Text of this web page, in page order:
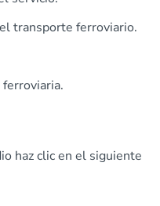
transporte ferroviario.
haz clic en el siguiente